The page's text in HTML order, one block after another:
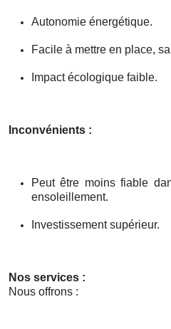
Autonomie énergétique.
Facile à mettre en place,
Impact écologique faible.
Inconvénients :
Peut être moins fiable
ensoleillement.
Investissement supérieur.
Nos services :
Nous offrons :